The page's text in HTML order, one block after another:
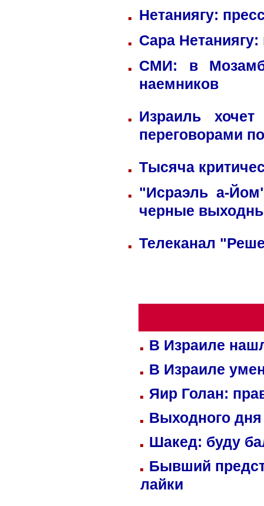
Нетаниягу:
Сара
СМИ: в
наемников
Израиль
переговорами
Тысяча
"Исраэль а-
черные
Телеканал
В Израиле
В Израиле
Яир Голан:
Выходного
Шакед: буду
Бывший
лайки